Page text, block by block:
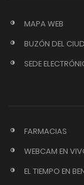
MAPA WEB
BUZÓN DEL
SEDE
FARMACIAS
WEBCAM EN
EL TIEMPO EN